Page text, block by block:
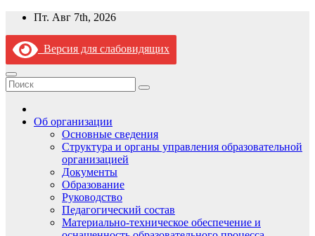
Перейти
содержимому
Пт. Авг 7th, 2026
Версия для слабовидящих
Об организации
Основные сведения
Структура и органы управления образовательной
организацией
Документы
Образование
Руководство
Педагогический состав
Материально-техническое обеспечение и